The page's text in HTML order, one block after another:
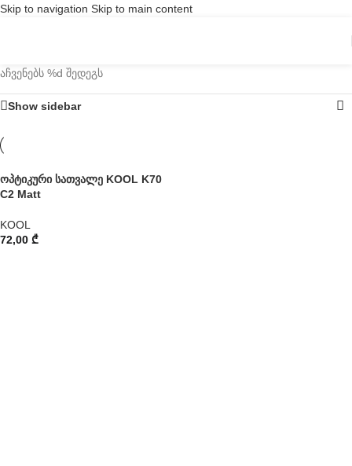
Skip to navigation Skip to main content
აჩვენებს %d შედეგს
Show sidebar
ოპტიკური სათვალე KOOL K70
C2 Matt
KOOL
72,00 ₾